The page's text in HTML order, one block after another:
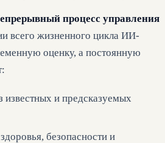
процесс управления
всего жизненного цикла ИИ-
оценку, а постоянную
известных и предсказуемых
безопасности и